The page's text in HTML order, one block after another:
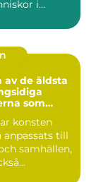
i
av de äldsta
som
konsten
anpassats till
samhällen,